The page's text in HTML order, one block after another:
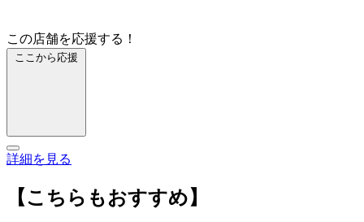
この店舗を応援する！
ここから応援
詳細を見る
【こちらもおすすめ】